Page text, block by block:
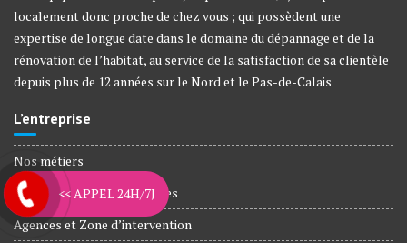
localement donc proche de chez vous ; qui possèdent une
expertise de longue date dans le domaine du dépannage et de la
rénovation de l’habitat, au service de la satisfaction de sa clientèle
depuis plus de 12 années sur le Nord et le Pas-de-Calais
L’entreprise
Nos métiers
Plombiers Agréé Assurances
Agences et Zone d’intervention
<< APPEL 24H/7J